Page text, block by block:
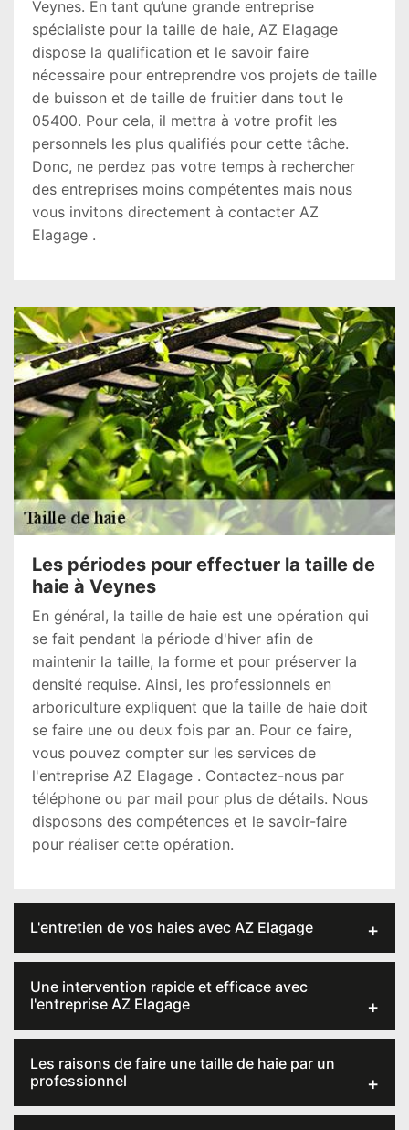
Veynes. En tant qu’une grande entreprise
spécialiste pour la taille de haie, AZ Elagage
dispose la qualification et le savoir faire
nécessaire pour entreprendre vos projets de taille
de buisson et de taille de fruitier dans tout le
05400. Pour cela, il mettra à votre profit les
personnels les plus qualifiés pour cette tâche.
Donc, ne perdez pas votre temps à rechercher
des entreprises moins compétentes mais nous
vous invitons directement à contacter AZ
Elagage .
Les périodes pour effectuer la taille de
haie à Veynes
En général, la taille de haie est une opération qui
se fait pendant la période d'hiver afin de
maintenir la taille, la forme et pour préserver la
densité requise. Ainsi, les professionnels en
arboriculture expliquent que la taille de haie doit
se faire une ou deux fois par an. Pour ce faire,
vous pouvez compter sur les services de
l'entreprise AZ Elagage . Contactez-nous par
téléphone ou par mail pour plus de détails. Nous
disposons des compétences et le savoir-faire
pour réaliser cette opération.
L'entretien de vos haies avec AZ Elagage
Une intervention rapide et efficace avec
l'entreprise AZ Elagage
Les raisons de faire une taille de haie par un
professionnel